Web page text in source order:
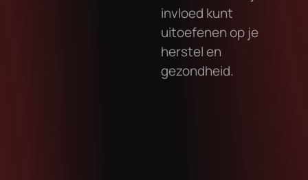
invloed kunt
uitoefenen op je
herstel en
gezondheid.